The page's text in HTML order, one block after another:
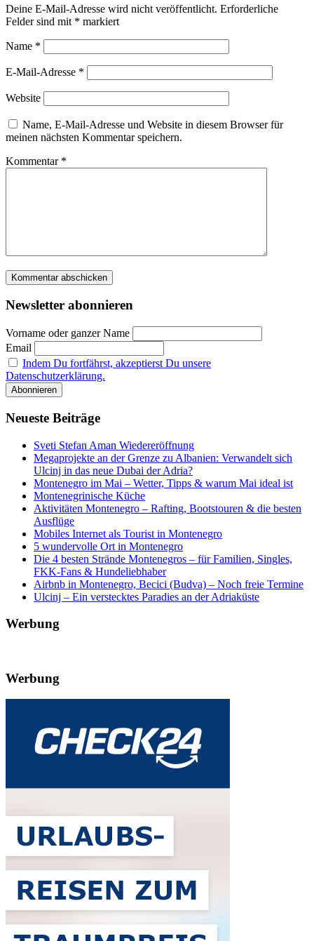
Deine E-Mail-Adresse wird nicht veröffentlicht. Erforderliche
Felder sind mit * markiert
Name *
E-Mail-Adresse *
Website
Name, E-Mail-Adresse und Website in diesem Browser für
meinen nächsten Kommentar speichern.
Kommentar *
Newsletter abonnieren
Vorname oder ganzer Name
Email
Indem Du fortfährst, akzeptierst Du unsere
Datenschutzerklärung.
Neueste Beiträge
Sveti Stefan Aman Wiedereröffnung
Megaprojekte an der Grenze zu Albanien: Verwandelt sich
Ulcinj in das neue Dubai der Adria?
Montenegro im Mai – Wetter, Tipps & warum Mai ideal ist
Montenegrinische Küche
Aktivitäten Montenegro – Rafting, Bootstouren & die besten
Ausflüge
Mobiles Internet als Tourist in Montenegro
5 wundervolle Ort in Montenegro
Die 4 besten Strände Montenegros – für Familien, Singles,
FKK-Fans & Hundeliebhaber
Airbnb in Montenegro, Becici (Budva) – Noch freie Termine
Ulcinj – Ein verstecktes Paradies an der Adriaküste
Werbung
Werbung